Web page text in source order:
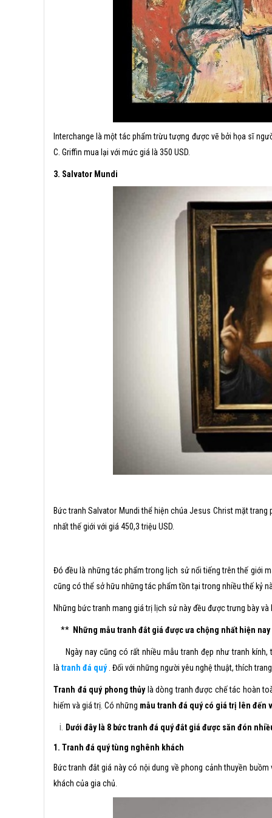
Interchange là một tác phẩm trừu tượng được vẽ bởi họa sĩ
C. Griffin mua lại với mức giá là 350 USD.
3. Salvator Mundi
Bức tranh Salvator Mundi thể hiện chúa Jesus Christ mặt
nhất thế giới với giá 450,3 triệu USD.
Đó đều là những tác phẩm trong lịch sử nổi tiếng trên thế giới
cũng có thể sở hữu những tác phẩm tồn tại trong nhiều thế kỷ
Những bức tranh mang giá trị lịch sử này đều được trưng bày
** Những mẫu tranh đắt giá được ưa chộng nhất hiện nay
Ngày nay cũng có rất nhiều mẫu tranh đẹp như tranh kính,
là tranh đá quý . Đối với những người yêu nghệ thuật, thích
Tranh đá quý phong thủylà dòng tranh được chế tác hoàn
hiếm và giá trị. Có những mẫu tranh đá quý có giá trị lên đến
Dưới đây là 8 bức tranh đá quý đắt giá được săn đón
1. Tranh đá quý tùng nghênh khách
Bức tranh đắt giá này có nội dung về phong cảnh thuyền
khách của gia chủ.